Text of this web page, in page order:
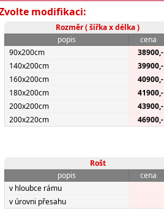
modifikaci:
Rozměr ( šířka x délka )
popis
cena
90x200cm
38900,-
140x200cm
39900,-
160x200cm
40900,-
180x200cm
41900,-
200x200cm
43900,-
200x220cm
46900,-
Rošt
popis
cena
v hloubce rámu
v úrovni přesahu